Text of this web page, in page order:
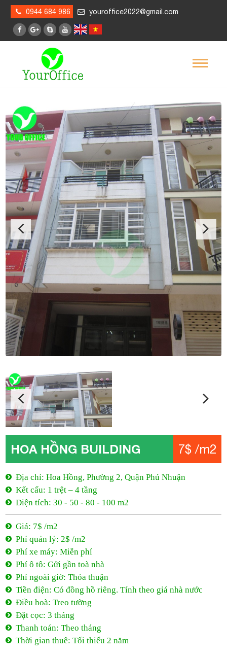
0944 684 986 youroffice2022@gmail.com
HOA HỒNG BUILDING 7$ /m2
Địa chỉ: Hoa Hồng, Phường 2, Quận Phú Nhuận
Kết cấu: 1 trệt – 4 tầng
Diện tích: 30 - 50 - 80 - 100 m2
Giá: 7$ /m2
Phí quản lý: 2$ /m2
Phí xe máy: Miễn phí
Phí ô tô: Gửi gần toà nhà
Phí ngoài giờ: Thỏa thuận
Tiền điện: Có đồng hồ riêng. Tính theo giá nhà nước
Điều hoà: Treo tường
Đặt cọc: 3 tháng
Thanh toán: Theo tháng
Thời gian thuê: Tối thiểu 2 năm